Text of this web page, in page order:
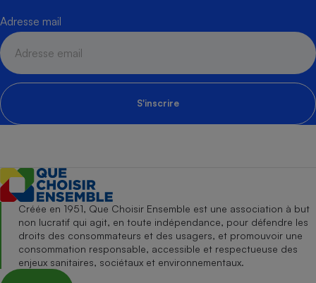
Adresse mail
S'inscrire
Créée en 1951, Que Choisir Ensemble est une association à but
non lucratif qui agit, en toute indépendance, pour défendre les
droits des consommateurs et des usagers, et promouvoir une
consommation responsable, accessible et respectueuse des
enjeux sanitaires, sociétaux et environnementaux.